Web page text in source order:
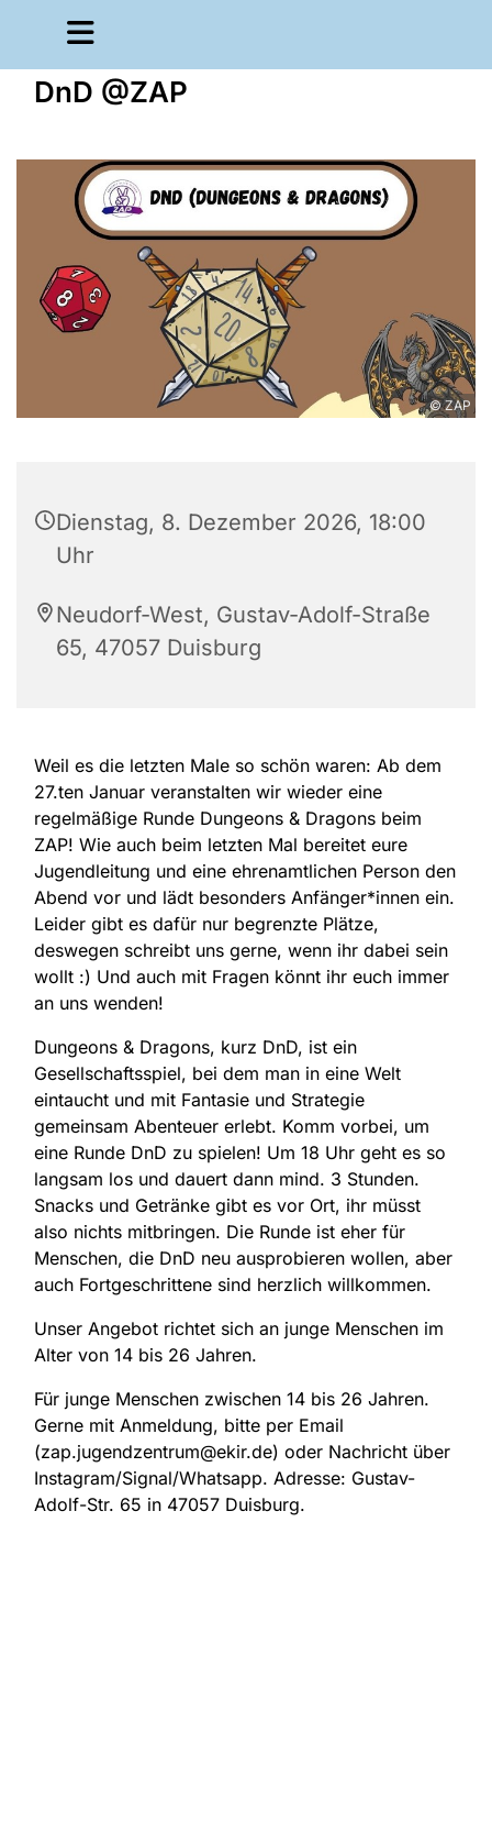
DnD @ZAP
© ZAP
Dienstag, 8. Dezember 2026, 18:00
Uhr
Neudorf-West, Gustav-Adolf-Straße
65, 47057 Duisburg
Weil es die letzten Male so schön waren: Ab dem
27.ten Januar veranstalten wir wieder eine
regelmäßige Runde Dungeons & Dragons beim
ZAP! Wie auch beim letzten Mal bereitet eure
Jugendleitung und eine ehrenamtlichen Person den
Abend vor und lädt besonders Anfänger*innen ein.
Leider gibt es dafür nur begrenzte Plätze,
deswegen schreibt uns gerne, wenn ihr dabei sein
wollt :) Und auch mit Fragen könnt ihr euch immer
an uns wenden!
Dungeons & Dragons, kurz DnD, ist ein
Gesellschaftsspiel, bei dem man in eine Welt
eintaucht und mit Fantasie und Strategie
gemeinsam Abenteuer erlebt. Komm vorbei, um
eine Runde DnD zu spielen! Um 18 Uhr geht es so
langsam los und dauert dann mind. 3 Stunden.
Snacks und Getränke gibt es vor Ort, ihr müsst
also nichts mitbringen. Die Runde ist eher für
Menschen, die DnD neu ausprobieren wollen, aber
auch Fortgeschrittene sind herzlich willkommen.
Unser Angebot richtet sich an junge Menschen im
Alter von 14 bis 26 Jahren.
Für junge Menschen zwischen 14 bis 26 Jahren.
Gerne mit Anmeldung, bitte per Email
(zap.jugendzentrum@ekir.de) oder Nachricht über
Instagram/Signal/Whatsapp. Adresse: Gustav-
Adolf-Str. 65 in 47057 Duisburg.